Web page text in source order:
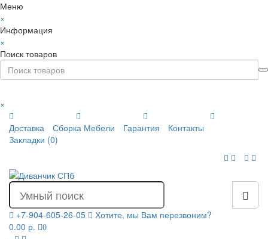
Меню
×
Информация
×
Поиск товаров
×
Доставка
Сборка Мебели Гарантия
Контакты
Закладки (0)
+7-904-605-26-05
Хотите, мы Вам перезвоним?
0.00 р.
0